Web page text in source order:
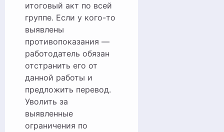
итоговый акт по всей
группе. Если у кого-то
выявлены
противопоказания —
работодатель обязан
отстранить его от
данной работы и
предложить перевод.
Уволить за
выявленные
ограничения по